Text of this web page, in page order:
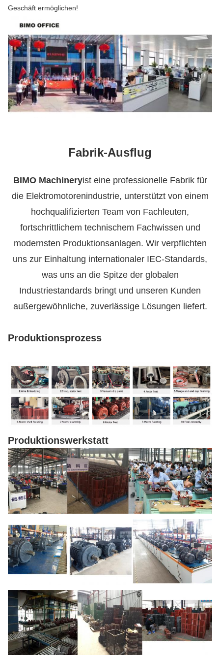
Geschäft ermöglichen!
Fabrik-Ausflug
BIMO Machineryist eine professionelle Fabrik für
die Elektromotorenindustrie, unterstützt von einem
hochqualifizierten Team von Fachleuten,
fortschrittlichem technischem Fachwissen und
modernsten Produktionsanlagen. Wir verpflichten
uns zur Einhaltung internationaler IEC-Standards,
was uns an die Spitze der globalen
Industriestandards bringt und unseren Kunden
außergewöhnliche, zuverlässige Lösungen liefert.
Produktionsprozess
Produktionswerkstatt